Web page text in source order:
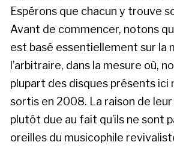
Espérons que chacun y trouve
Avant de commencer, notons
est basé essentiellement sur la
l’arbitraire, dans la mesure où,
plupart des disques présents ici
sortis en 2008. La raison de
plutôt due au fait qu’ils ne sont
oreilles du musicophile